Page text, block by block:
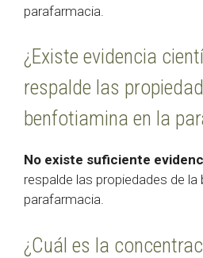
parafarmacia.
¿Existe evidencia
respalde las
benfotiamina en la
No existe suficiente
respalde las propiedades de
parafarmacia.
¿Cuál es la